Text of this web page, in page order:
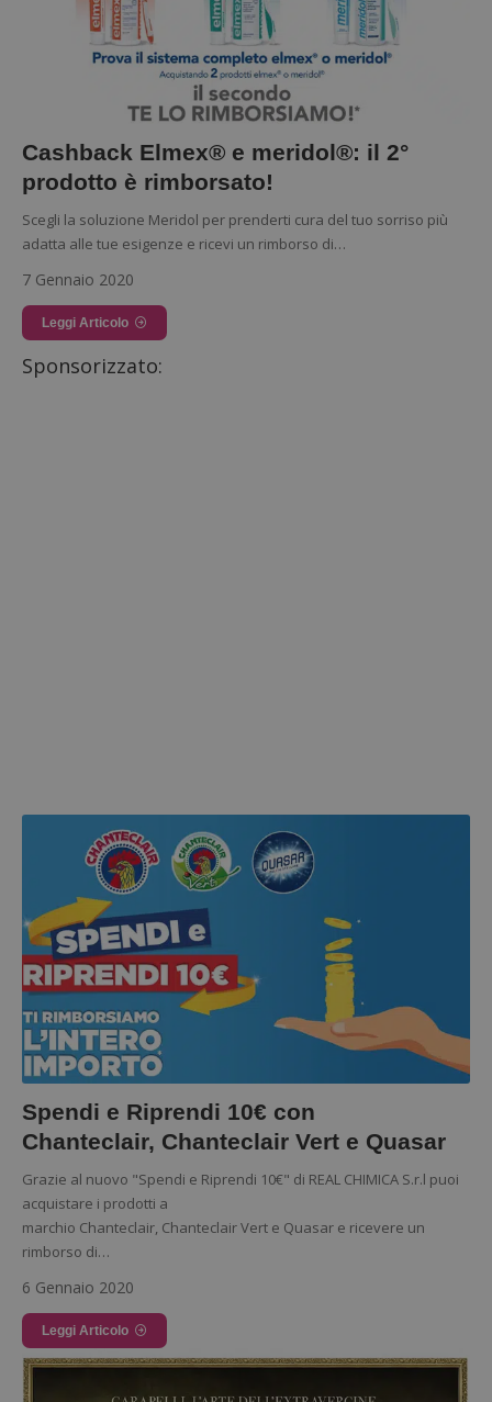
Cashback Elmex® e meridol®: il 2°
prodotto è rimborsato!
Scegli la soluzione Meridol per prenderti cura del tuo sorriso più
adatta alle tue esigenze e ricevi un rimborso di…
7 Gennaio 2020
Leggi Articolo
Sponsorizzato:
Spendi e Riprendi 10€ con
Chanteclair, Chanteclair Vert e Quasar
Grazie al nuovo "Spendi e Riprendi 10€" di REAL CHIMICA S.r.l puoi
acquistare i prodotti a
marchio Chanteclair, Chanteclair Vert e Quasar e ricevere un
rimborso di…
6 Gennaio 2020
Leggi Articolo